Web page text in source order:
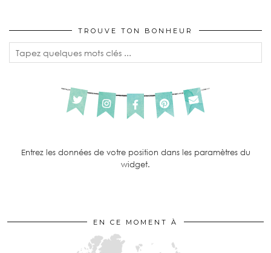
TROUVE TON BONHEUR
Entrez les données de votre position dans les paramètres du
widget.
EN CE MOMENT À